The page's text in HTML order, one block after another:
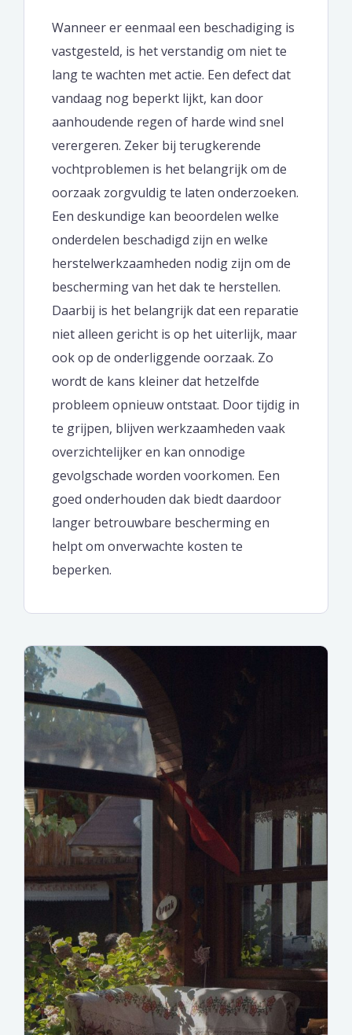
Wanneer er eenmaal een beschadiging is
vastgesteld, is het verstandig om niet te
lang te wachten met actie. Een defect dat
vandaag nog beperkt lijkt, kan door
aanhoudende regen of harde wind snel
verergeren. Zeker bij terugkerende
vochtproblemen is het belangrijk om de
oorzaak zorgvuldig te laten onderzoeken.
Een deskundige kan beoordelen welke
onderdelen beschadigd zijn en welke
herstelwerkzaamheden nodig zijn om de
bescherming van het dak te herstellen.
Daarbij is het belangrijk dat een reparatie
niet alleen gericht is op het uiterlijk, maar
ook op de onderliggende oorzaak. Zo
wordt de kans kleiner dat hetzelfde
probleem opnieuw ontstaat. Door tijdig in
te grijpen, blijven werkzaamheden vaak
overzichtelijker en kan onnodige
gevolgschade worden voorkomen. Een
goed onderhouden dak biedt daardoor
langer betrouwbare bescherming en
helpt om onverwachte kosten te
beperken.